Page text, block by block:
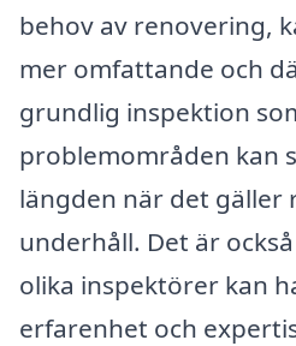
behov av renovering,
mer omfattande och
grundlig inspektion
problemområden kan
längden när det gäller
underhåll. Det är
olika inspektörer kan
erfarenhet och